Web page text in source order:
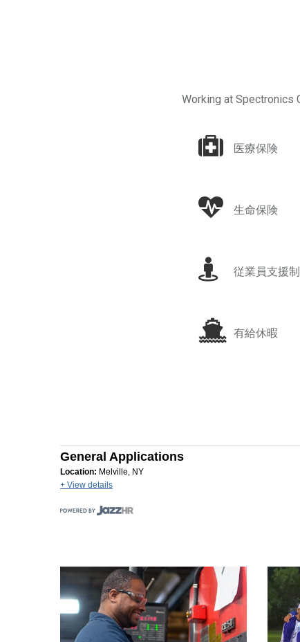
Working at Spectronics
医療保険
生命保険
従業員支援
有給休暇
General Applications
Location: Melville, NY
+ View details